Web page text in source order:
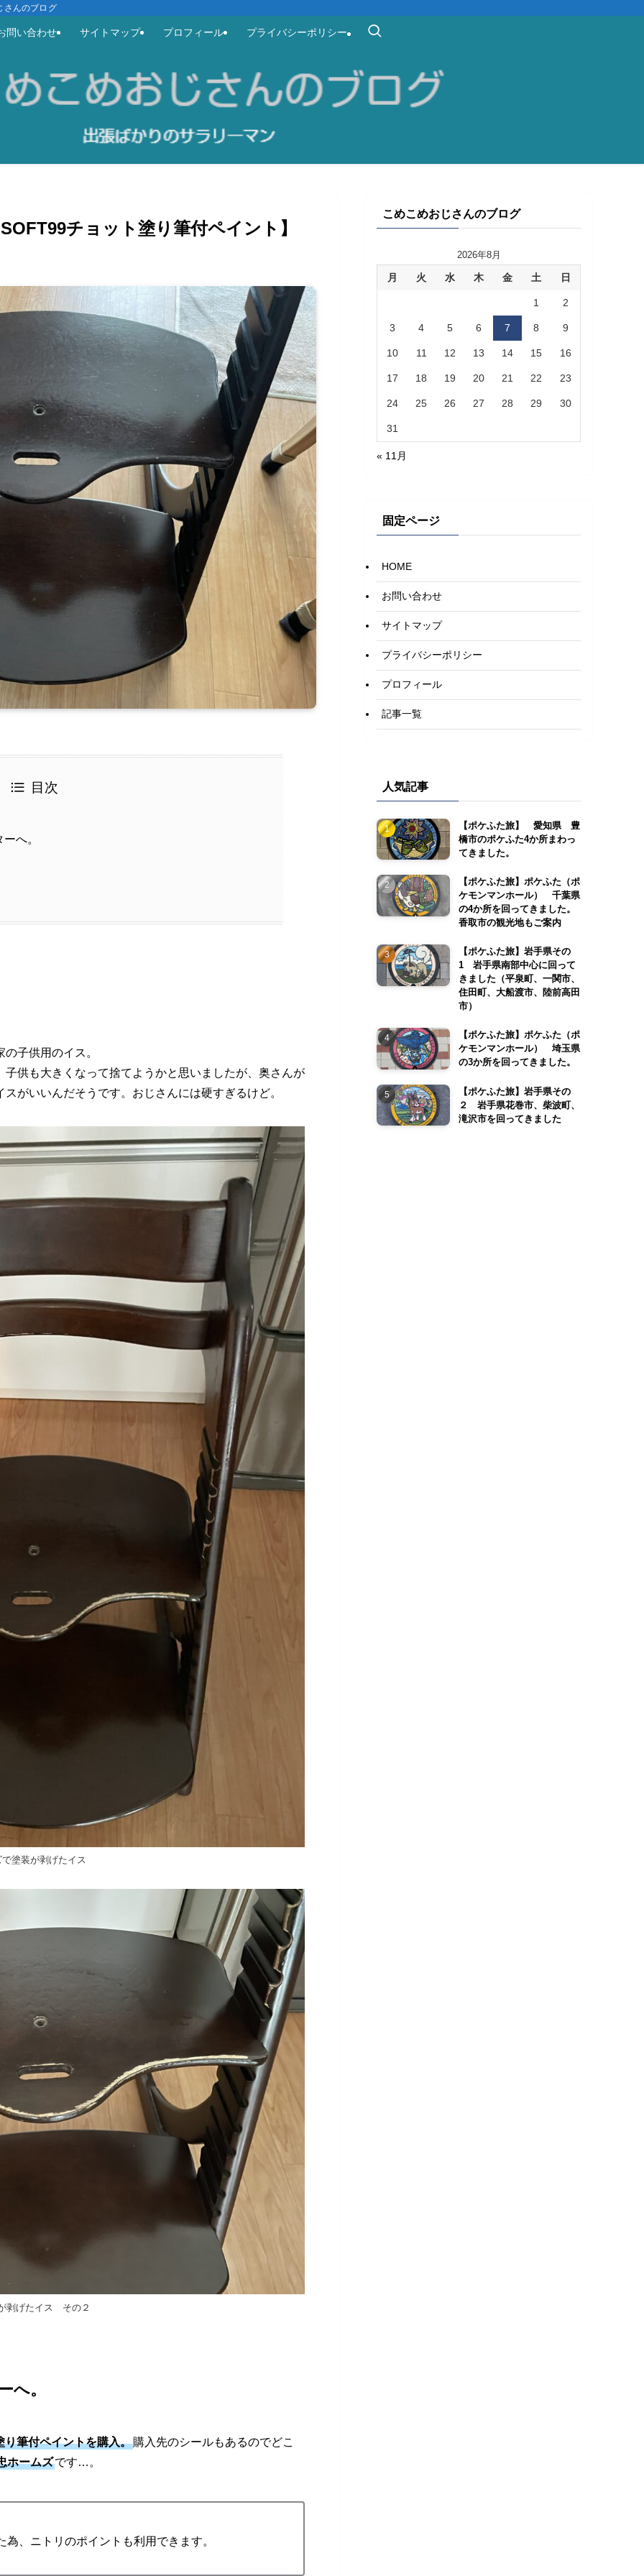
んのブログ
問い合わせ サイトマップ プロフィール プライバシーポリシー
チョット塗り筆付ペイント】
目次
へ。
子供用のイス。
供も大きくなって捨てようかと思いましたが、奥さんが
がいいんだそうです。おじさんには硬すぎるけど。
塗装が剥げたイス
剥げたイス その２
へ。
筆付ペイントを購入。購入先のシールもあるのでどこ
ホームズです…。
、ニトリのポイントも利用できます。
こめこめおじさんのブログ
2026年8月
月 火 水 木 金 土 日
1 2
3 4 5 6 7 8 9
10 11 12 13 14 15 16
17 18 19 20 21 22 23
24 25 26 27 28 29 30
31
« 11月
固定ページ
HOME
お問い合わせ
サイトマップ
プライバシーポリシー
プロフィール
記事一覧
人気記事
【ポケふた旅】 愛知県 豊
橋市のポケふた4か所まわっ
てきました。
【ポケふた旅】ポケふた（ポ
ケモンマンホール） 千葉県
の4か所を回ってきました。
香取市の観光地もご案内
【ポケふた旅】岩手県その
1 岩手県南部中心に回って
きました（平泉町、一関市、
住田町、大船渡市、陸前高田
市）
【ポケふた旅】ポケふた（ポ
ケモンマンホール） 埼玉県
の3か所を回ってきました。
【ポケふた旅】岩手県その
２ 岩手県花巻市、柴波町、
滝沢市を回ってきました